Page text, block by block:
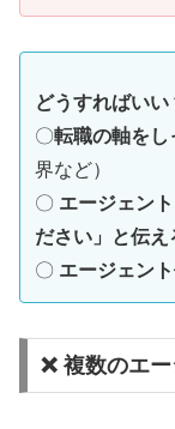
どうすればいい
〇転職の軸をし
界など）
〇 エージェン
ださい」と伝え
〇 エージェン
❌ 複数のエ